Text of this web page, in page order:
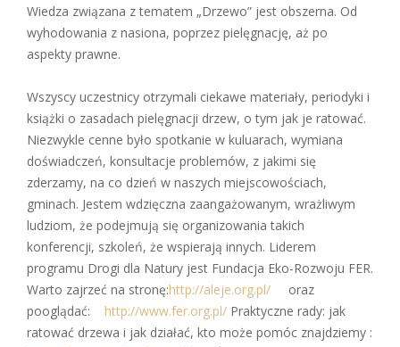
Wiedza związana z tematem „Drzewo” jest obszerna. Od
wyhodowania z nasiona, poprzez pielęgnację, aż po
aspekty prawne.
Wszyscy uczestnicy otrzymali ciekawe materiały, periodyki i
książki o zasadach pielęgnacji drzew, o tym jak je ratować.
Niezwykle cenne było spotkanie w kuluarach, wymiana
doświadczeń, konsultacje problemów, z jakimi się
zderzamy, na co dzień w naszych miejscowościach,
gminach. Jestem wdzięczna zaangażowanym, wrażliwym
ludziom, że podejmują się organizowania takich
konferencji, szkoleń, że wspierają innych. Liderem
programu Drogi dla Natury jest Fundacja Eko-Rozwoju FER.
Warto zajrzeć na stronę:http://aleje.org.pl/ oraz
pooglądać: http://www.fer.org.pl/ Praktyczne rady: jak
ratować drzewa i jak działać, kto może pomóc znajdziemy :